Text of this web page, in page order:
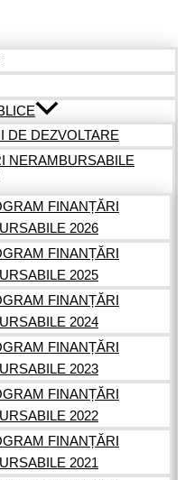
DE DEZVOLTARE
NERAMBURSABILE
FINANȚĂRI
2026
FINANȚĂRI
2025
FINANȚĂRI
2024
FINANȚĂRI
2023
FINANȚĂRI
2022
FINANȚĂRI
2021